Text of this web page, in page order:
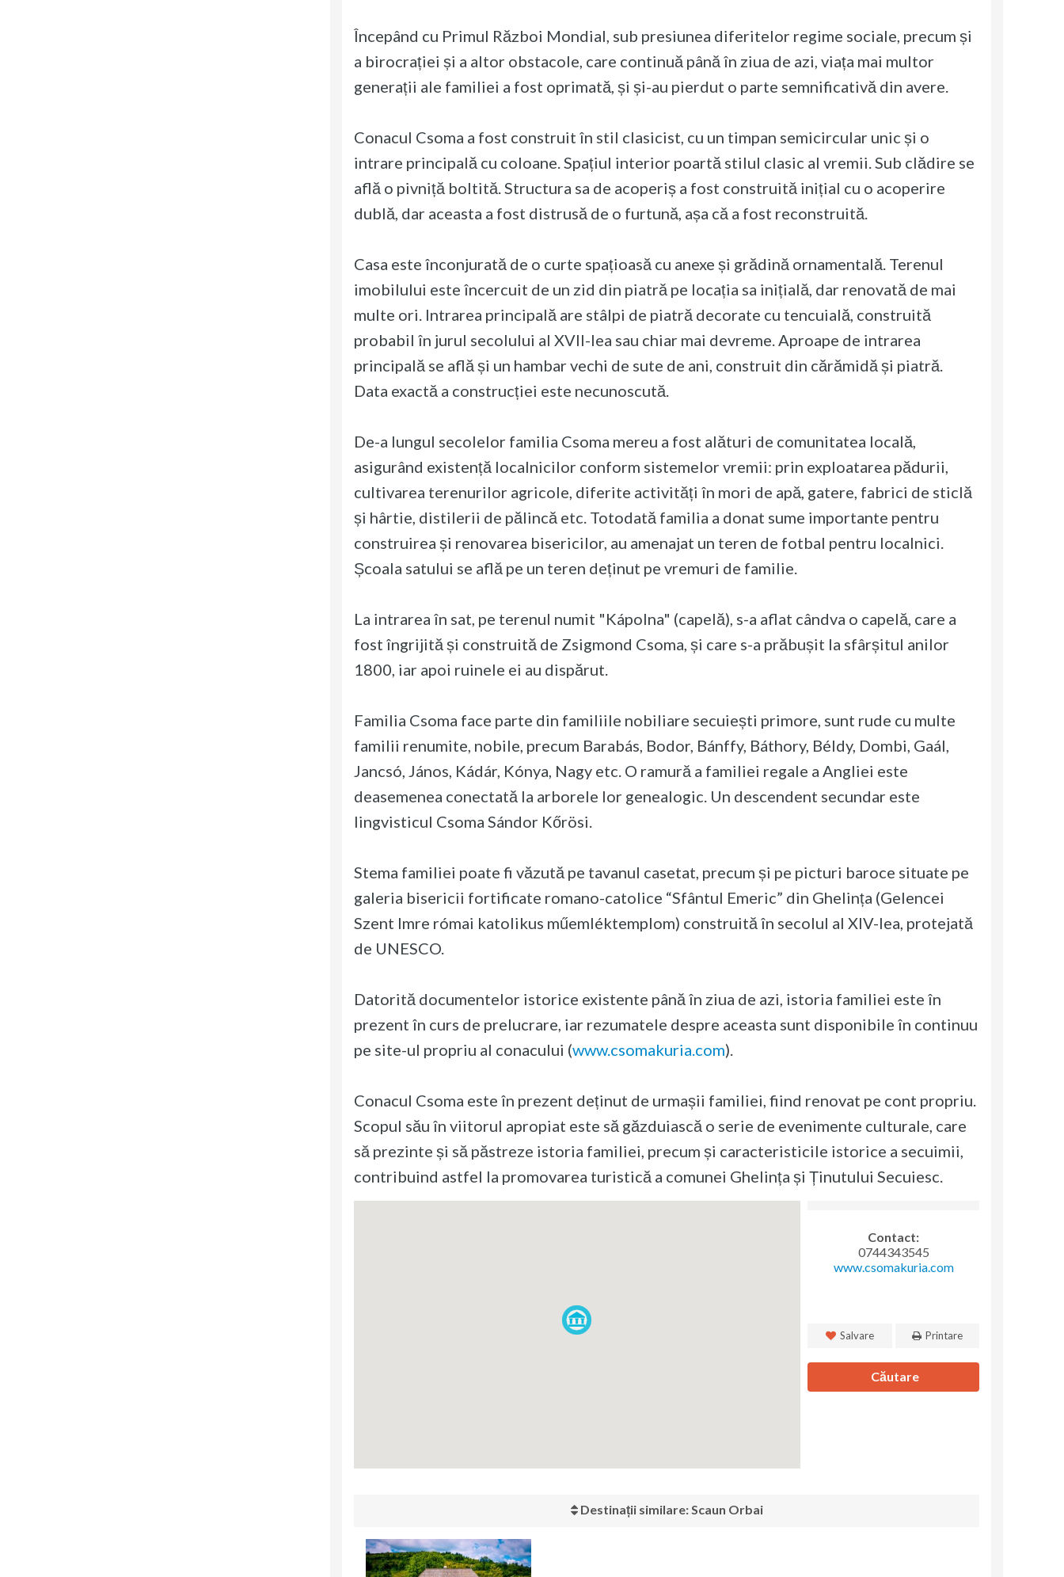
Începând cu Primul Război Mondial, sub presiunea diferitelor regime sociale, precum și
a birocrației și a altor obstacole, care continuă până în ziua de azi, viața mai multor
generații ale familiei a fost oprimată, și și-au pierdut o parte semnificativă din avere.
Conacul Csoma a fost construit în stil clasicist, cu un timpan semicircular unic și o
intrare principală cu coloane. Spațiul interior poartă stilul clasic al vremii. Sub clădire se
află o pivniță boltită. Structura sa de acoperiș a fost construită inițial cu o acoperire
dublă, dar aceasta a fost distrusă de o furtună, așa că a fost reconstruită.
Casa este înconjurată de o curte spațioasă cu anexe și grădină ornamentală. Terenul
imobilului este încercuit de un zid din piatră pe locația sa inițială, dar renovată de mai
multe ori. Intrarea principală are stâlpi de piatră decorate cu tencuială, construită
probabil în jurul secolului al XVII-lea sau chiar mai devreme. Aproape de intrarea
principală se află și un hambar vechi de sute de ani, construit din cărămidă și piatră.
Data exactă a construcției este necunoscută.
De-a lungul secolelor familia Csoma mereu a fost alături de comunitatea locală,
asigurând existență localnicilor conform sistemelor vremii: prin exploatarea pădurii,
cultivarea terenurilor agricole, diferite activități în mori de apă, gatere, fabrici de sticlă
și hârtie, distilerii de pălincă etc. Totodată familia a donat sume importante pentru
construirea și renovarea bisericilor, au amenajat un teren de fotbal pentru localnici.
Școala satului se află pe un teren deținut pe vremuri de familie.
La intrarea în sat, pe terenul numit "Kápolna" (capelă), s-a aflat cândva o capelă, care a
fost îngrijită și construită de Zsigmond Csoma, și care s-a prăbușit la sfârșitul anilor
1800, iar apoi ruinele ei au dispărut.
Familia Csoma face parte din familiile nobiliare secuiești primore, sunt rude cu multe
familii renumite, nobile, precum Barabás, Bodor, Bánffy, Báthory, Béldy, Dombi, Gaál,
Jancsó, János, Kádár, Kónya, Nagy etc. O ramură a familiei regale a Angliei este
deasemenea conectată la arborele lor genealogic. Un descendent secundar este
lingvisticul Csoma Sándor Kőrösi.
Stema familiei poate fi văzută pe tavanul casetat, precum și pe picturi baroce situate pe
galeria bisericii fortificate romano-catolice “Sfântul Emeric” din Ghelința (Gelencei
Szent Imre római katolikus műemléktemplom) construită în secolul al XIV-lea, protejată
de UNESCO.
Datorită documentelor istorice existente până în ziua de azi, istoria familiei este în
prezent în curs de prelucrare, iar rezumatele despre aceasta sunt disponibile în continuu
pe site-ul propriu al conacului (www.csomakuria.com).
Conacul Csoma este în prezent deținut de urmașii familiei, fiind renovat pe cont propriu.
Scopul său în viitorul apropiat este să găzduiască o serie de evenimente culturale, care
să prezinte și să păstreze istoria familiei, precum și caracteristicile istorice a secuimii,
contribuind astfel la promovarea turistică a comunei Ghelința și Ținutului Secuiesc.
Contact:
0744343545
www.csomakuria.com
Salvare Printare
Căutare
Destinații similare: Scaun Orbai